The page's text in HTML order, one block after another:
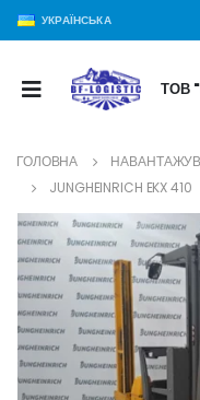
УКРАЇНСЬКА
ТОВ
ГОЛОВНА
JUNGHEINRICH EKX 410